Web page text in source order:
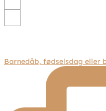
Barnedåb, fødselsdag eller